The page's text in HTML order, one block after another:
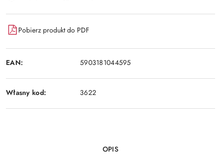
Pobierz produkt do PDF
EAN: 5903181044595
Własny kod: 3622
OPIS